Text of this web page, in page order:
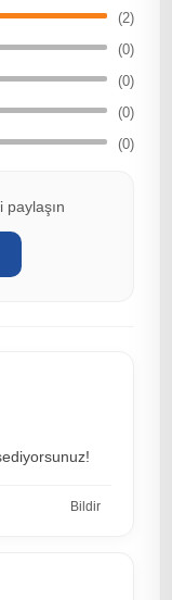
(2)
(0)
(0)
(0)
(0)
Bildir